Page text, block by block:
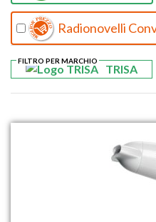
Radionovelli
TRISA
FILTRO PER MARCHIO